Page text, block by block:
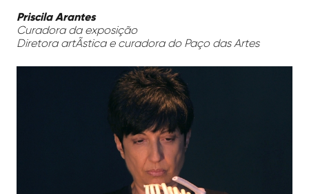
Priscila Arantes
Curadora da exposição
Diretora artÃ­stica e curadora do Paço das Artes